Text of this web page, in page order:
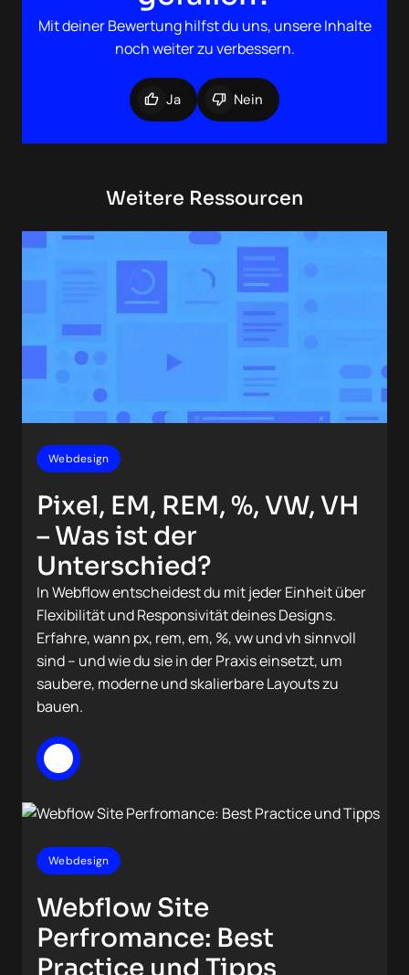
Mit deiner Bewertung hilfst du uns, unsere Inhalte
noch weiter zu verbessern.
Ja Nein
Weitere Ressourcen
Webdesign
Pixel, EM, REM, %, VW, VH
– Was ist der
Unterschied?
In Webflow entscheidest du mit jeder Einheit über
Flexibilität und Responsivität deines Designs.
Erfahre, wann px, rem, em, %, vw und vh sinnvoll
sind – und wie du sie in der Praxis einsetzt, um
saubere, moderne und skalierbare Layouts zu
bauen.
Webdesign
Webflow Site
Perfromance: Best
Practice und Tipps